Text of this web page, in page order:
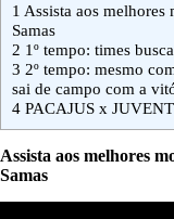
1 Assista aos melhores
Samas
2 1º tempo: times
3 2º tempo: mesmo
sai de campo com a
4 PACAJUS x
Assista aos melhores
Samas